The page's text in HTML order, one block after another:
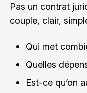
Pas un contrat
couple, clair,
Qui met
Quelles
Est-ce qu’on